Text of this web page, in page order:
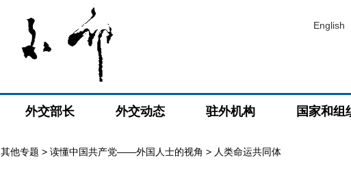
English
外交部长 外交动态 驻外机构 国家和组
其他专题 > 读懂中国共产党——外国人士的视角 > 人类命运共同体